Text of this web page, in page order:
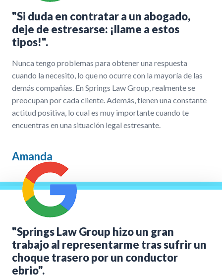
"Si duda en contratar a un abogado,
deje de estresarse: ¡llame a estos
tipos!".
Nunca tengo problemas para obtener una respuesta
cuando la necesito, lo que no ocurre con la mayoría de las
demás compañías. En Springs Law Group, realmente se
preocupan por cada cliente. Además, tienen una constante
actitud positiva, lo cual es muy importante cuando te
encuentras en una situación legal estresante.
Amanda
"Springs Law Group hizo un gran
trabajo al representarme tras sufrir un
choque trasero por un conductor
ebrio".